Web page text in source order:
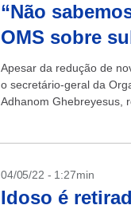
“Não
OMS sobre
Apesar da redução de
o secretário-geral da
Adhanom Ghebreyesus,
04/05/22 - 1:27min
Idoso é